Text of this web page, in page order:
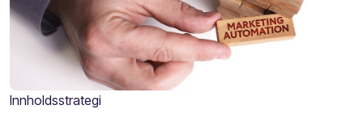
Innholdsstrategi